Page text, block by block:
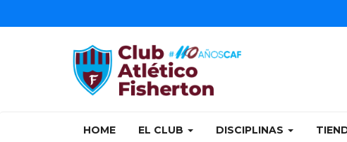
HOME EL CLUB DISCIPLINAS